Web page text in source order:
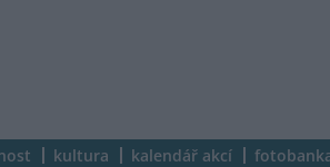
kultura kalendář akcí